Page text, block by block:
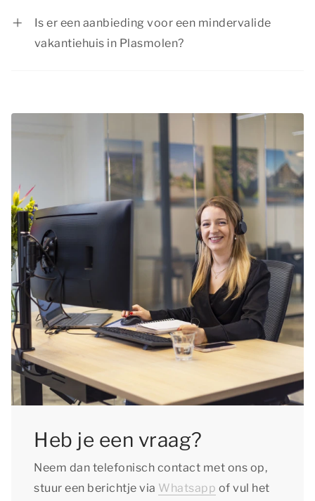
Is er een aanbieding voor een mindervalide
vakantiehuis in Plasmolen?
Heb je een vraag?
Neem dan telefonisch contact met ons op,
stuur een berichtje via Whatsapp of vul het